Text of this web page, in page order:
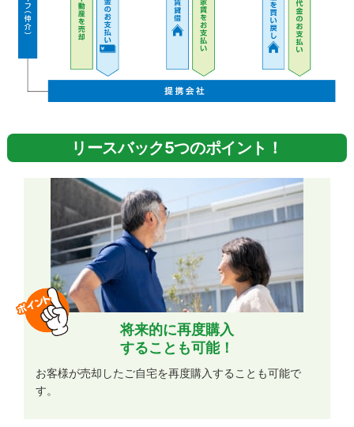
リースバック5つのポイント！
将来的に再度購入
することも可能！
お客様が売却したご自宅を再度購入することも可能で
す。